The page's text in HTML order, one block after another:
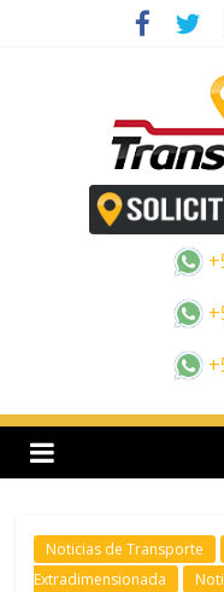
a
n
oNoticias de Transporte
Extradimensionada